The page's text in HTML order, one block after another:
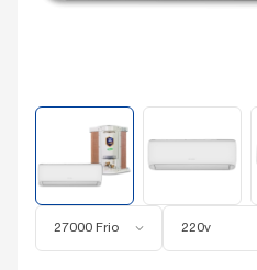
27000 Frio 220v